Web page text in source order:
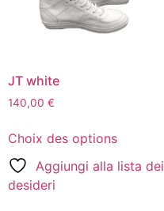
JT white
140,00 €
Choix des options
Aggiungi alla lista dei
desideri